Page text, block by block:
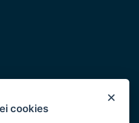
×
cookies